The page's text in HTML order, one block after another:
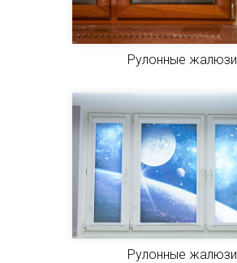
Рулонные жалюзи
Рулонные жалюзи